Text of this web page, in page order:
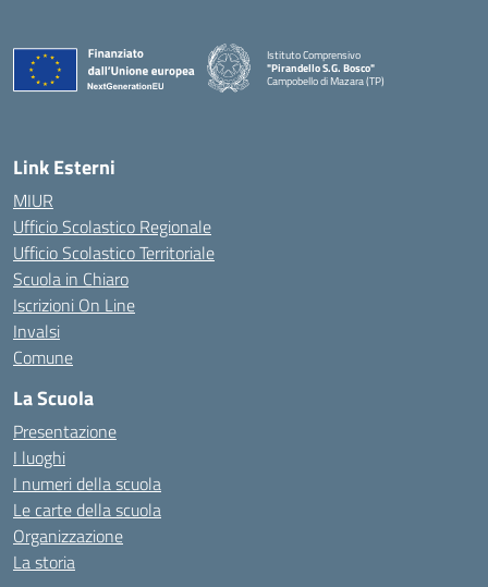
Istituto Comprensivo
"Pirandello S.G. Bosco"
Campobello di Mazara (TP)
Link Esterni
MIUR
Ufficio Scolastico Regionale
Ufficio Scolastico Territoriale
Scuola in Chiaro
Iscrizioni On Line
Invalsi
Comune
La Scuola
Presentazione
I luoghi
I numeri della scuola
Le carte della scuola
Organizzazione
La storia